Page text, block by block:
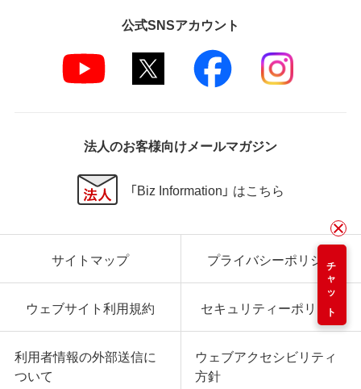
チャット
公式SNSアカウント
法人のお客様向けメールマガジン
「Biz Information」 はこちら
サイトマップ プライバシーポリシー
ウェブサイト利用規約 セキュリティーポリシー
利用者情報の外部送信に
ついて
ウェブアクセシビリティ
方針